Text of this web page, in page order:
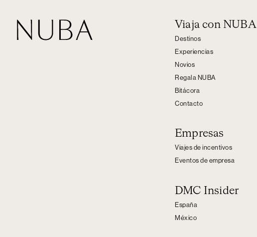
Viaja con NUBA
Destinos
Experiencias
Novios
Regala NUBA
Bitácora
Contacto
Empresas
Viajes de incentivos
Eventos de empresa
DMC Insider
España
México